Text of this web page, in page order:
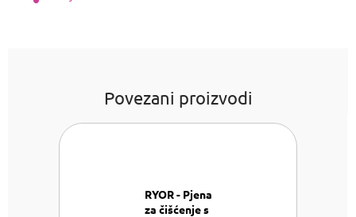
Povezani proizvodi
RYOR - Pjena
za čišćenje s